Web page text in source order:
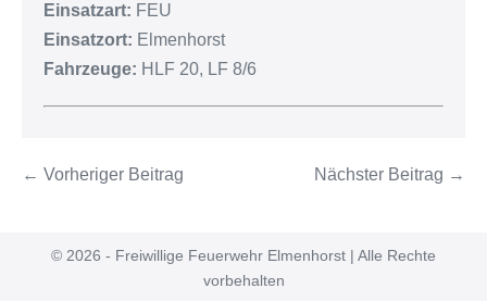
Einsatzart: FEU
Einsatzort: Elmenhorst
Fahrzeuge: HLF 20, LF 8/6
← Vorheriger Beitrag Nächster Beitrag →
© 2026 - Freiwillige Feuerwehr Elmenhorst | Alle Rechte
vorbehalten